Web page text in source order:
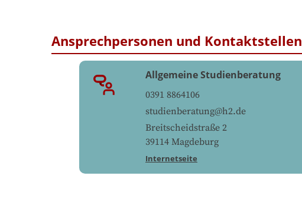
Ansprechpersonen und Kontaktstellen
Allgemeine Studienberatung
0391 8864106
studienberatung@h2.de
Breitscheidstraße 2
39114 Magdeburg
Internetseite